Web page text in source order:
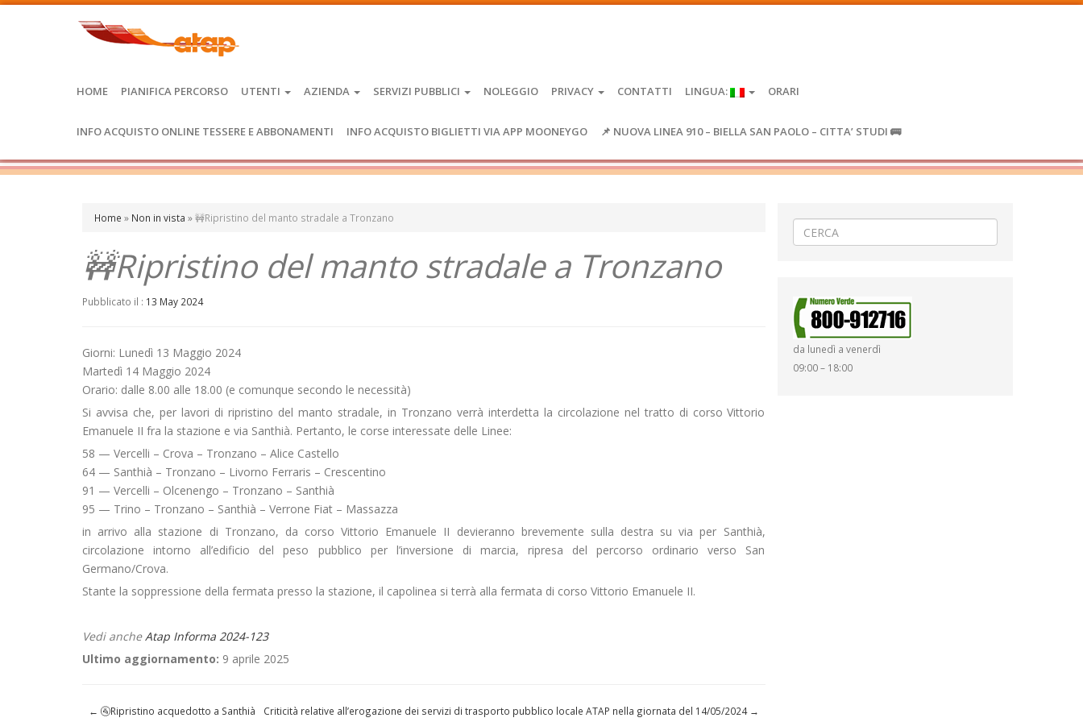
HOME PIANIFICA PERCORSO UTENTI AZIENDA SERVIZI PUBBLICI NOLEGGIO PRIVACY CONTATTI LINGUA: ORARI
INFO ACQUISTO ONLINE TESSERE E ABBONAMENTI INFO ACQUISTO BIGLIETTI VIA APP MOONEYGO 📌 NUOVA LINEA 910 – BIELLA SAN PAOLO – CITTA’ STUDI 🚌
Home » Non in vista »🚧Ripristino del manto stradale a Tronzano
🚧Ripristino del manto stradale a Tronzano
Pubblicato il : 13 May 2024
Giorni: Lunedì 13 Maggio 2024
Martedì 14 Maggio 2024
Orario: dalle 8.00 alle 18.00 (e comunque secondo le necessità)
Si avvisa che, per lavori di ripristino del manto stradale, in Tronzano verrà interdetta la circolazione nel tratto di corso Vittorio
Emanuele II fra la stazione e via Santhià. Pertanto, le corse interessate delle Linee:
58 — Vercelli – Crova – Tronzano – Alice Castello
64 — Santhià – Tronzano – Livorno Ferraris – Crescentino
91 — Vercelli – Olcenengo – Tronzano – Santhià
95 — Trino – Tronzano – Santhià – Verrone Fiat – Massazza
in arrivo alla stazione di Tronzano, da corso Vittorio Emanuele II devieranno brevemente sulla destra su via per Santhià,
circolazione intorno all’edificio del peso pubblico per l’inversione di marcia, ripresa del percorso ordinario verso San
Germano/Crova.
Stante la soppressione della fermata presso la stazione, il capolinea si terrà alla fermata di corso Vittorio Emanuele II.
Vedi ancheAtap Informa 2024-123
Ultimo aggiornamento: 9 aprile 2025
← 🚰Ripristino acquedotto a Santhià Criticità relative all’erogazione dei servizi di trasporto pubblico locale ATAP nella giornata del 14/05/2024 →
da lunedì a venerdì
09:00 – 18:00